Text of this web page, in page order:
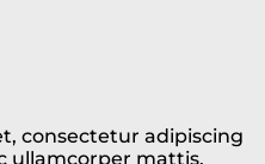
consectetur adipiscing
ullamcorper mattis,